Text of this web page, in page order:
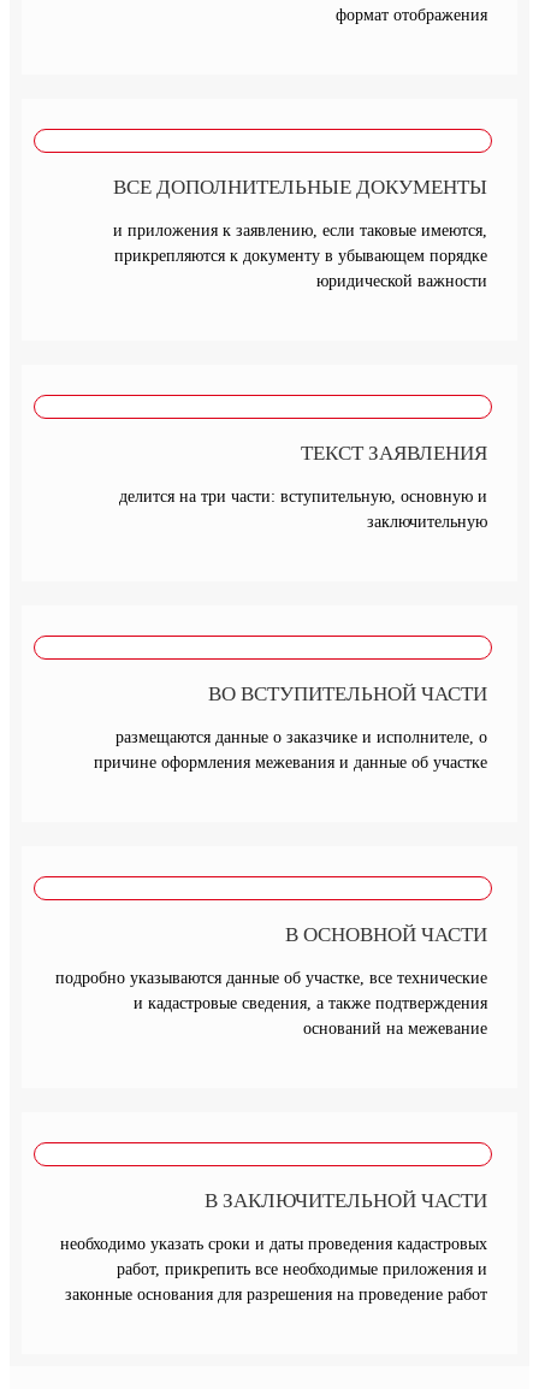
формат отображения
ВСЕ ДОПОЛНИТЕЛЬНЫЕ ДОКУМЕНТЫ
и приложения к заявлению, если таковые имеются,
прикрепляются к документу в убывающем порядке
юридической важности
ТЕКСТ ЗАЯВЛЕНИЯ
делится на три части: вступительную, основную и
заключительную
ВО ВСТУПИТЕЛЬНОЙ ЧАСТИ
размещаются данные о заказчике и исполнителе, о
причине оформления межевания и данные об участке
В ОСНОВНОЙ ЧАСТИ
подробно указываются данные об участке, все технические
и кадастровые сведения, а также подтверждения
оснований на межевание
В ЗАКЛЮЧИТЕЛЬНОЙ ЧАСТИ
необходимо указать сроки и даты проведения кадастровых
работ, прикрепить все необходимые приложения и
законные основания для разрешения на проведение работ